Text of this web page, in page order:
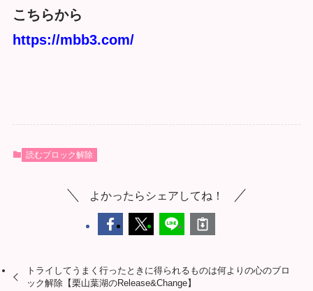
こちらから
https://mbb3.com/
読むブロック解除
よかったらシェアしてね！
トライしてうまく行ったときに得られるものは何よりの心のブロ
ック解除【栗山葉湖のRelease&Change】